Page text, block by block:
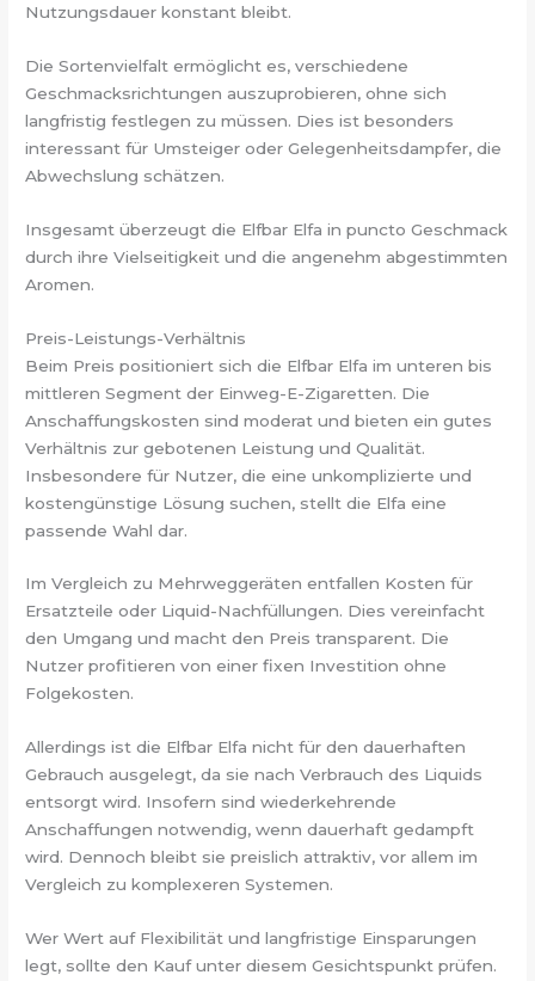
Nutzungsdauer konstant bleibt.
Die Sortenvielfalt ermöglicht es, verschiedene
Geschmacksrichtungen auszuprobieren, ohne sich
langfristig festlegen zu müssen. Dies ist besonders
interessant für Umsteiger oder Gelegenheitsdampfer, die
Abwechslung schätzen.
Insgesamt überzeugt die Elfbar Elfa in puncto Geschmack
durch ihre Vielseitigkeit und die angenehm abgestimmten
Aromen.
Preis-Leistungs-Verhältnis
Beim Preis positioniert sich die Elfbar Elfa im unteren bis
mittleren Segment der Einweg-E-Zigaretten. Die
Anschaffungskosten sind moderat und bieten ein gutes
Verhältnis zur gebotenen Leistung und Qualität.
Insbesondere für Nutzer, die eine unkomplizierte und
kostengünstige Lösung suchen, stellt die Elfa eine
passende Wahl dar.
Im Vergleich zu Mehrweggeräten entfallen Kosten für
Ersatzteile oder Liquid-Nachfüllungen. Dies vereinfacht
den Umgang und macht den Preis transparent. Die
Nutzer profitieren von einer fixen Investition ohne
Folgekosten.
Allerdings ist die Elfbar Elfa nicht für den dauerhaften
Gebrauch ausgelegt, da sie nach Verbrauch des Liquids
entsorgt wird. Insofern sind wiederkehrende
Anschaffungen notwendig, wenn dauerhaft gedampft
wird. Dennoch bleibt sie preislich attraktiv, vor allem im
Vergleich zu komplexeren Systemen.
Wer Wert auf Flexibilität und langfristige Einsparungen
legt, sollte den Kauf unter diesem Gesichtspunkt prüfen.